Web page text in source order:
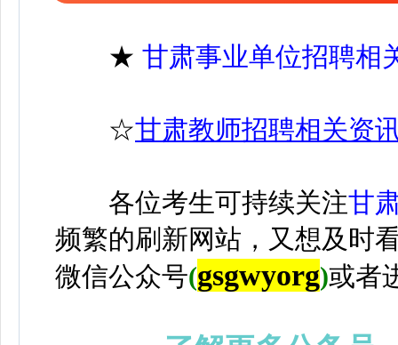
★ 甘肃事业单位招聘相
☆甘肃教师招聘相关资
各位考生可持续关注甘
频繁的刷新网站，又想及时
微信公众号(gsgwyorg)或者